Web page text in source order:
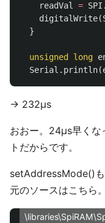
readVal
= SPI .
digitalWrite(
}
unsigned long
Serial . println(
-> 232µs
おおー。24µs早くな
トだからです。
setAddressMode()も
元のソースはこちら。